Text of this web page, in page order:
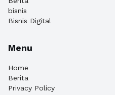
bisnis
Bisnis Digital
Menu
Home
Berita
Privacy Policy